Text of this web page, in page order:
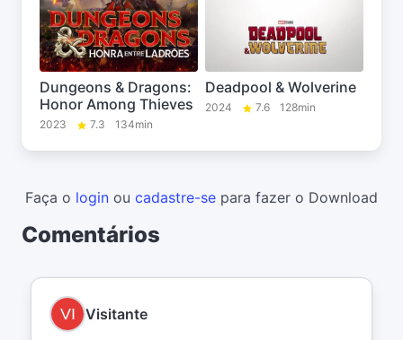
Dungeons & Dragons:
Honor Among Thieves
2023 7.3 134min
Deadpool & Wolverine
2024 7.6 128min
Faça o login ou cadastre-se para fazer o Download
Comentários
Visitante